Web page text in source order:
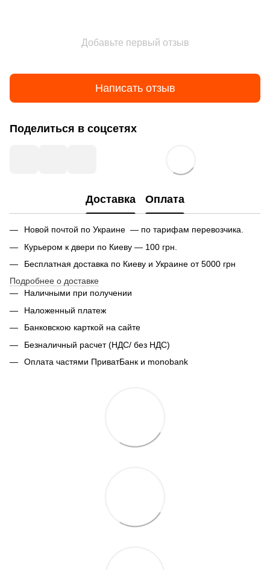
Добавьте первый отзыв
Написать отзыв
Поделиться в соцсетях
Доставка Оплата
Новой почтой по Украине — по тарифам перевозчика.
Курьером к двери по Киеву — 100 грн.
Бесплатная доставка по Киеву и Украине от 5000 грн
Подробнее о доставке
Наличными при получении
Наложенный платеж
Банковскою карткой на сайте
Безналичный расчет (НДС/ без НДС)
Оплата частями ПриватБанк и monobank